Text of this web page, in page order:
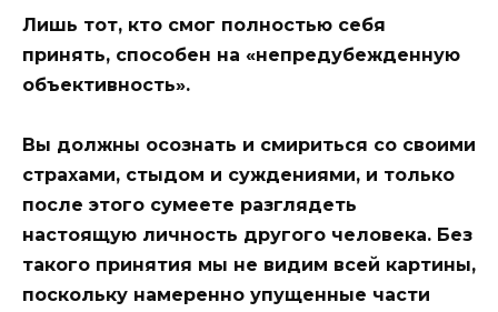
Лишь тот, кто смог полностью себя
принять, способен на «непредубежденную
объективность».
Вы должны осознать и смириться со своими
страхами, стыдом и суждениями, и только
после этого сумеете разглядеть
настоящую личность другого человека. Без
такого принятия мы не видим всей картины,
поскольку намеренно упущенные части